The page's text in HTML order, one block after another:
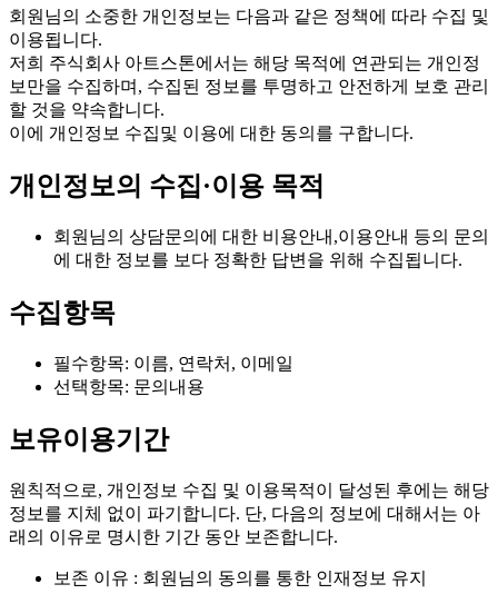
회원님의 소중한 개인정보는 다음과 같은 정책에 따라 수집 및
이용됩니다.
저희 주식회사 아트스톤에서는 해당 목적에 연관되는 개인정
보만을 수집하며, 수집된 정보를 투명하고 안전하게 보호 관리
할 것을 약속합니다.
이에 개인정보 수집및 이용에 대한 동의를 구합니다.
개인정보의 수집·이용 목적
회원님의 상담문의에 대한 비용안내,이용안내 등의 문의
에 대한 정보를 보다 정확한 답변을 위해 수집됩니다.
수집항목
필수항목: 이름, 연락처, 이메일
선택항목: 문의내용
보유이용기간
원칙적으로, 개인정보 수집 및 이용목적이 달성된 후에는 해당
정보를 지체 없이 파기합니다. 단, 다음의 정보에 대해서는 아
래의 이유로 명시한 기간 동안 보존합니다.
보존 이유 : 회원님의 동의를 통한 인재정보 유지